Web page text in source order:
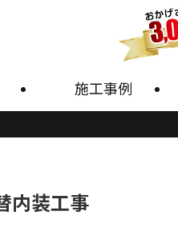
施工事例
内装工事